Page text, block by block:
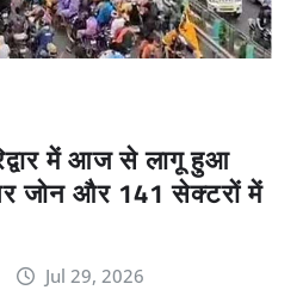
में आज से लागू हुआ
जोन और 141 सेक्टरों में
Jul 29, 2026